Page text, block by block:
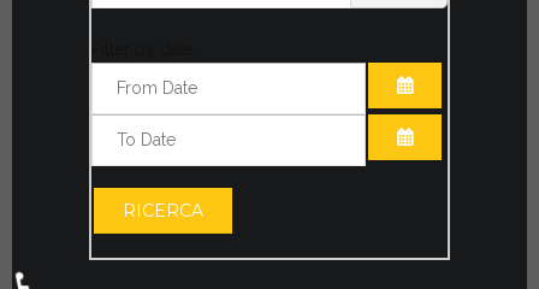
APRI IL
RICERCA